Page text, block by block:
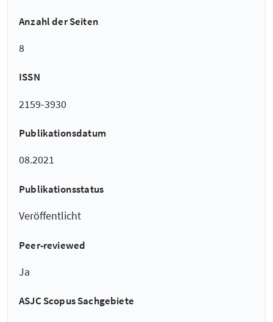
Anzahl der Seiten
8
ISSN
2159-3930
Publikationsdatum
08.2021
Publikationsstatus
Veröffentlicht
Peer-reviewed
Ja
ASJC Scopus Sachgebiete